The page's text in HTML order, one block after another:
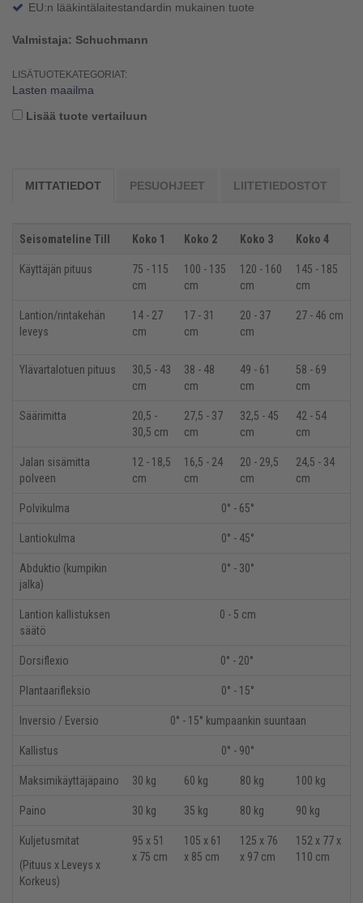
EU:n lääkintälaitestandardin mukainen tuote
Valmistaja: Schuchmann
LISÄTUOTEKATEGORIAT:
Lasten maailma
Lisää tuote vertailuun
MITTATIEDOT PESUOHJEET LIITETIEDOSTOT
Seisomateline Till Koko 1 Koko 2 Koko 3 Koko 4
Käyttäjän pituus
75 - 115
cm
100 - 135
cm
120 - 160
cm
145 - 185
cm
Lantion/rintakehän
leveys
14 - 27
cm
17 - 31
cm
20 - 37
cm
27 - 46 cm
Ylävartalotuen pituus
30,5 - 43
cm
38 - 48
cm
49 - 61
cm
58 - 69
cm
Säärimitta
20,5 -
30,5 cm
27,5 - 37
cm
32,5 - 45
cm
42 - 54
cm
Jalan sisämitta
polveen
12 - 18,5
cm
16,5 - 24
cm
20 - 29,5
cm
24,5 - 34
cm
Polvikulma 0° - 65°
Lantiokulma 0° - 45°
Abduktio (kumpikin
jalka)
0° - 30°
Lantion kallistuksen
säätö
0 - 5 cm
Dorsiflexio 0° - 20°
Plantaarifleksio 0° - 15°
Inversio / Eversio 0° - 15° kumpaankin suuntaan
Kallistus 0° - 90°
Maksimikäyttäjäpaino 30 kg 60 kg 80 kg 100 kg
Paino 30 kg 35 kg 80 kg 90 kg
Kuljetusmitat
(Pituus x Leveys x
Korkeus)
95 x 51
x 75 cm
105 x 61
x 85 cm
125 x 76
x 97 cm
152 x 77 x
110 cm